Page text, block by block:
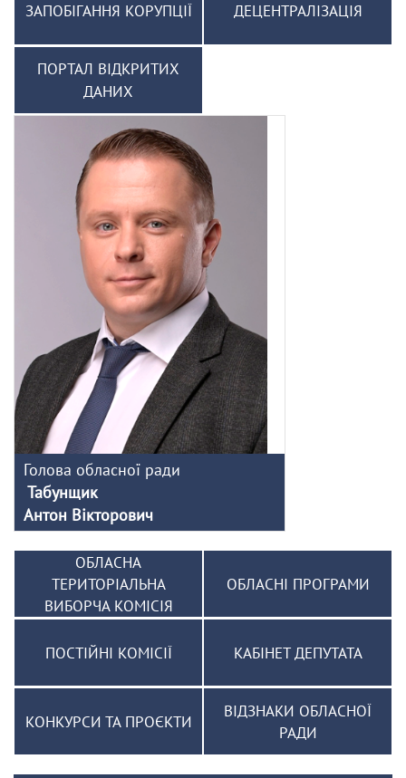
ЗАПОБІГАННЯ КОРУПЦІЇ ДЕЦЕНТРАЛІЗАЦІЯ
ПОРТАЛ ВІДКРИТИХ
ДАНИХ
Голова обласної ради
Табунщик
Антон Вікторович
ОБЛАСНА
ТЕРИТОРІАЛЬНА
ВИБОРЧА КОМІСІЯ
ОБЛАСНІ ПРОГРАМИ
ПОСТІЙНІ КОМІСІЇ КАБІНЕТ ДЕПУТАТА
КОНКУРСИ ТА ПРОЄКТИ
ВІДЗНАКИ ОБЛАСНОЇ
РАДИ